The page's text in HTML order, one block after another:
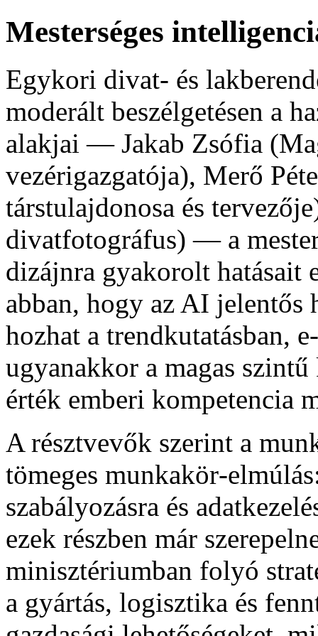
Mesterséges
Egykori divat‑ és
moderált beszélgetésen a
alakjai — Jakab Zsófia
vezérigazgatója), Merő
társtulajdonosa és
divatfotográfus) — a
dizájnra gyakorolt hatásait
abban, hogy az AI jelentős
hozhat a trendkutatásban,
ugyanakkor a magas
érték emberi kompetencia
A résztvevők szerint a
tömeges
szabályozásra és
ezek részben már
minisztériumban folyó
a gyártás, logisztika és